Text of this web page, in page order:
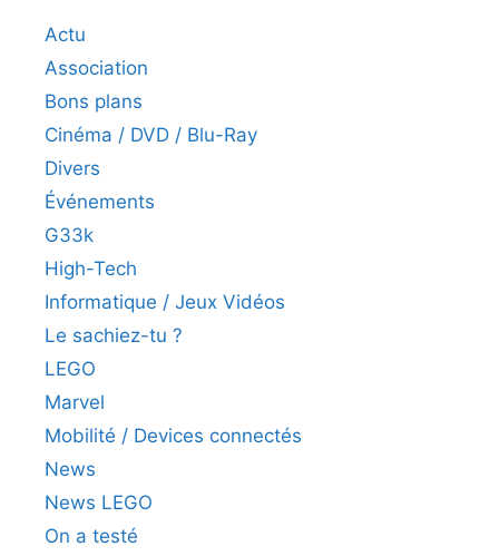
Actu
Association
Bons plans
Cinéma / DVD / Blu-Ray
Divers
Événements
G33k
High-Tech
Informatique / Jeux Vidéos
Le sachiez-tu ?
LEGO
Marvel
Mobilité / Devices connectés
News
News LEGO
On a testé